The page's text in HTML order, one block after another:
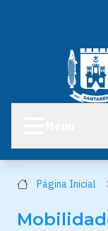
Página Inicial